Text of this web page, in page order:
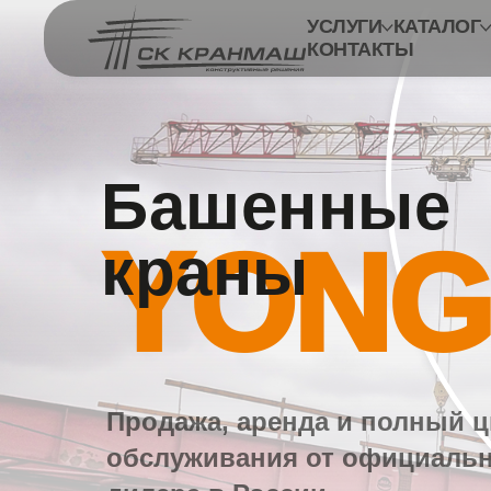
УСЛУГИ КАТАЛОГ
КОНТАКТЫ
Башенные
краны
Продажа, аренда и полный
обслуживания от